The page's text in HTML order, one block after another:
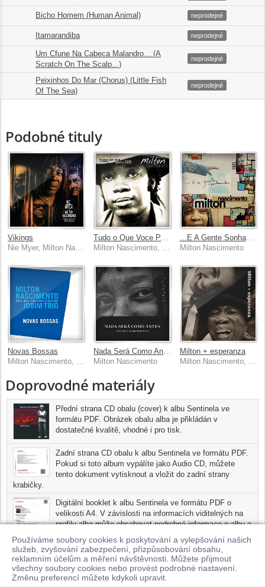
Používáme soubory cookies k poskytování a vylepšování našich
služeb, zvyšování zabezpečení, přizpůsobování obsahu,
reklamním účelům a měření návštěvnosti. Můžete přijmout
všechny soubory cookies nebo provést podrobné nastavení.
Změnu preferencí můžete kdykoli upravit.
Bicho Homem (Human Animal) 01:16
neprodejné
Itamarandiba 03:25
neprodejné
Um Cfune Na Cabeca Malandro... (A
Scratch On The Scalp...)
03:40
neprodejné
Peixinhos Do Mar (Chorus) (Little Fish
Of The Sea)
00:22
neprodejné
Podobné tituly
Vikings
...E A Gente Sonhando
Milton Nascimento
Novas Bossas
Milton Nascimento, Jobim Trio
Nada Será Como Antes [Acústico]
Milton Nascimento
Milton + esperanza
Milton Nascimento, Esperanza Spalding
Doprovodné materiály
Přední strana CD obalu (cover) k albu Sentinela ve
formátu PDF. Obrázek obalu alba je přikládán v
dostatečné kvalitě, vhodné i pro tisk.
Zadní strana CD obalu k albu Sentinela ve formátu PDF.
Pokud si toto album vypálíte jako Audio CD, můžete
tento dokument vytisknout a vložit do zadní strany
krabičky.
Digitální booklet k albu Sentinela ve formátu PDF o
velikosti A4. V závislosti na informacích viditelných na
profilu alba může obsahovat podrobné informace o albu a
jednotlivých skladbách, včetně seznamu participujících
umělců, přesného data a místa nahrání pro každou ze
skladeb. Digitální booklet je tisknutelnou variantou profilu alba.
Pro možnost stažení doprovodných materiálů je nutné mít zakoupenu
minimálně jednu skladbu z tohoto alba.